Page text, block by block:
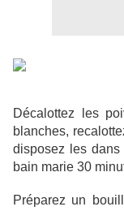
Décalottez les
blanches,
disposez les
bain marie 30
Préparez un